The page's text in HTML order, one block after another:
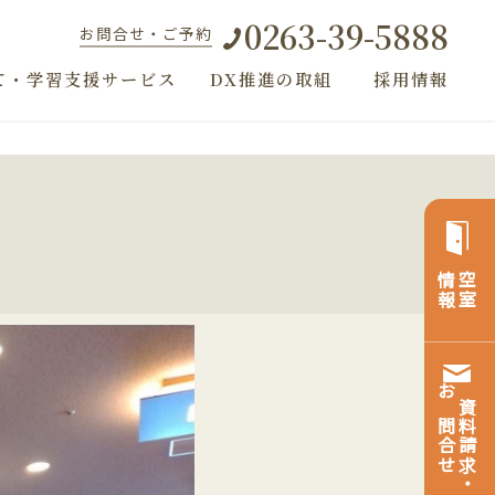
お問合せ・ご予約 0263-39-5888
・学習支援サービス DX推進の取組 採用情報
空室
情報
資料請求・
お問合せ